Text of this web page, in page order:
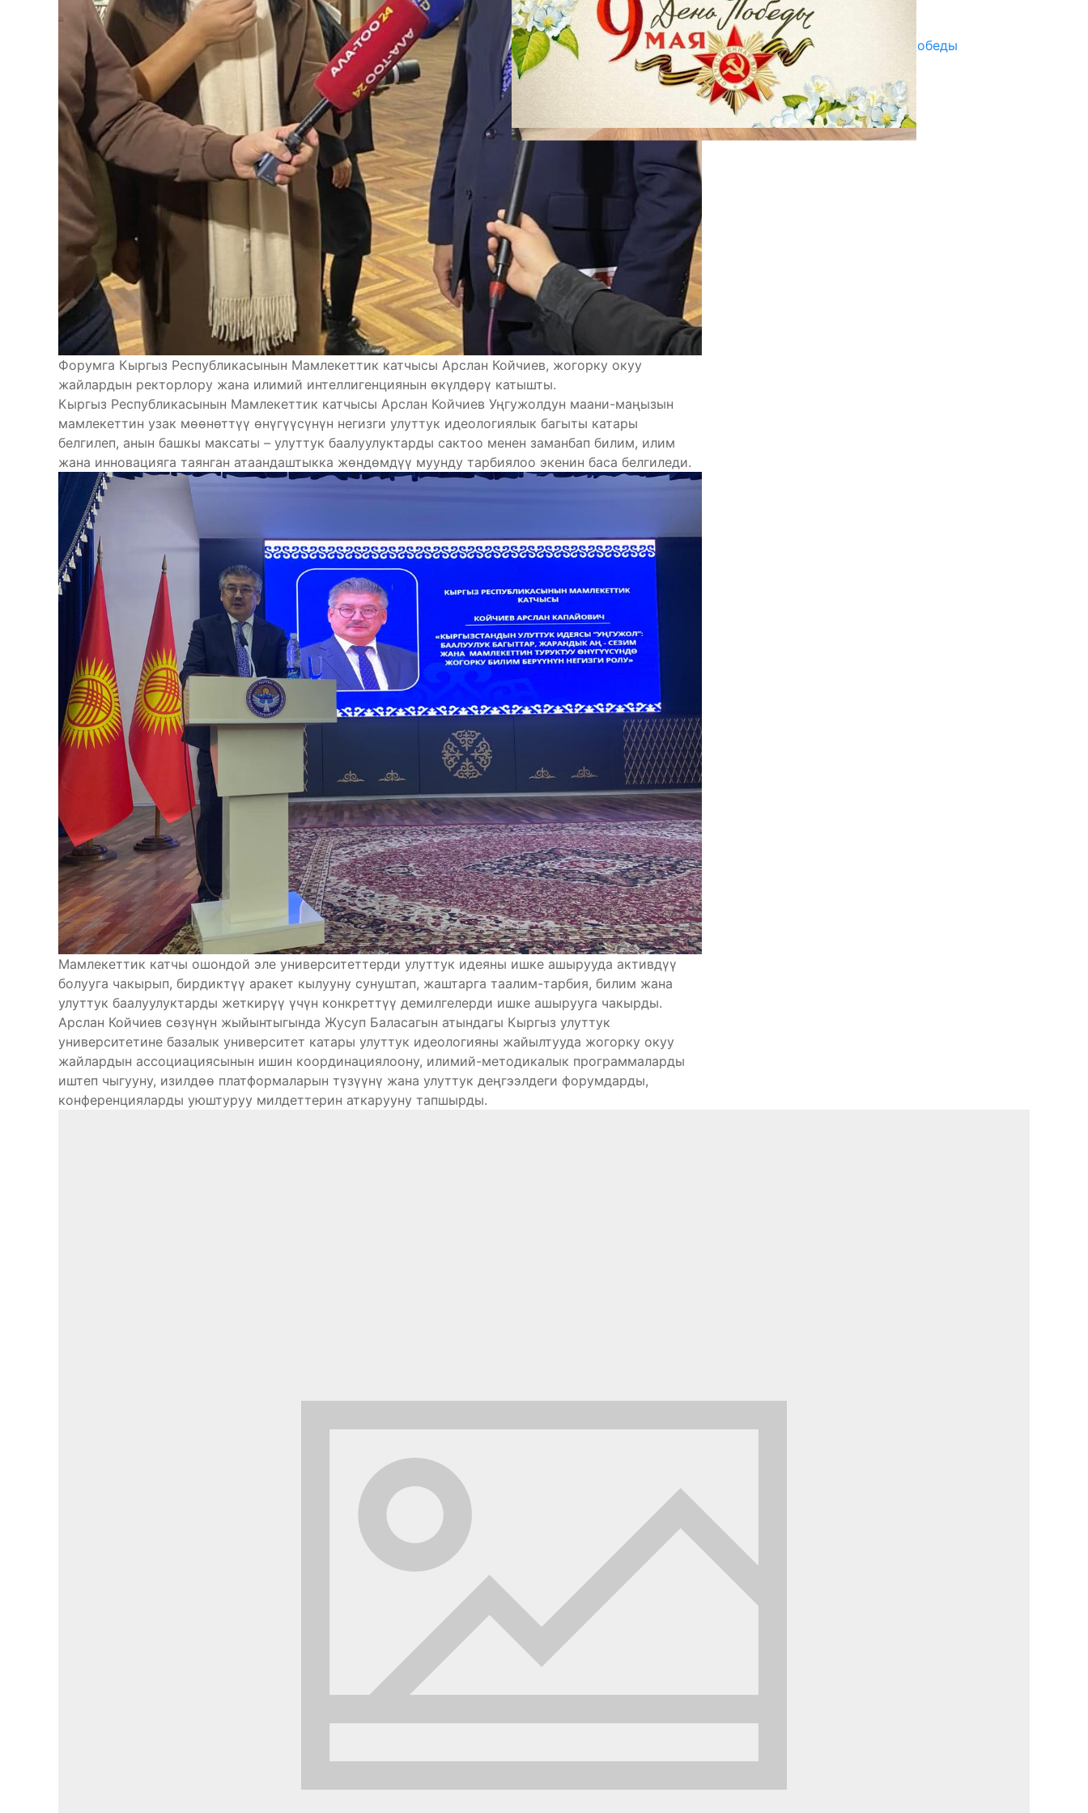
Форумга Кыргыз Республикасынын Мамлекеттик катчысы Арслан Койчиев, жогорку окуу
жайлардын ректорлору жана илимий интеллигенциянын өкүлдөрү катышты.
Кыргыз Республикасынын Мамлекеттик катчысы Арслан Койчиев Уңгужолдун маани-маңызын
мамлекеттин узак мөөнөттүү өнүгүүсүнүн негизги улуттук идеологиялык багыты катары
белгилеп, анын башкы максаты – улуттук баалуулуктарды сактоо менен заманбап билим, илим
жана инновацияга таянган атаандаштыкка жөндөмдүү муунду тарбиялоо экенин баса белгиледи.
Мамлекеттик катчы ошондой эле университеттерди улуттук идеяны ишке ашырууда активдүү
болууга чакырып, бирдиктүү аракет кылууну сунуштап, жаштарга таалим-тарбия, билим жана
улуттук баалуулуктарды жеткирүү үчүн конкреттүү демилгелерди ишке ашырууга чакырды.
Арслан Койчиев сөзүнүн жыйынтыгында Жусуп Баласагын атындагы Кыргыз улуттук
университетине базалык университет катары улуттук идеологияны жайылтууда жогорку окуу
жайлардын ассоциациясынын ишин координациялоону, илимий-методикалык программаларды
иштеп чыгууну, изилдөө платформаларын түзүүнү жана улуттук деңгээлдеги форумдарды,
конференцияларды уюштуруу милдеттерин аткарууну тапшырды.
29.04.2025
Награды в преддверии Дня Победы
29.04.2025